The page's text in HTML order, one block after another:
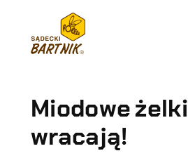
Miodowe żelki
wracają!